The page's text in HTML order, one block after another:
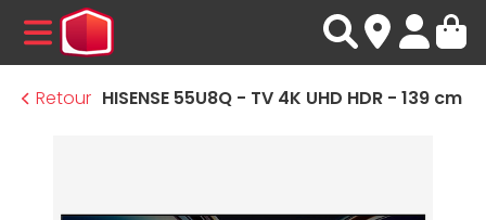
MENU
Retour HISENSE 55U8Q - TV 4K UHD HDR - 139 cm